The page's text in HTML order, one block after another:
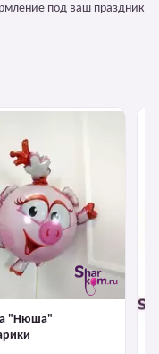
под ваш праздник
"Нюша"